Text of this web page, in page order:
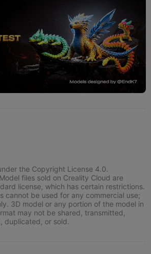
the Copyright License 4.0.
files sold on Creality Cloud are
license, which has certain restrictions.
cannot be used for any commercial use;
3D model or any portion of the model in
may not be shared, transmitted,
duplicated, or sold.